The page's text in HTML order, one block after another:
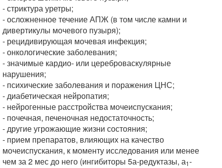
- стриктура уретры;
- осложненное течение АПЖ (в том числе камни и
дивертикулы мочевого пузыря);
- рецидивирующая мочевая инфекция;
- онкологические заболевания;
- значимые кардио- или цереброваскулярные
нарушения;
- психические заболевания и поражения ЦНС;
- диабетическая нейропатия;
- нейрогенные расстройства мочеиспускания;
- почечная, печеночная недостаточность;
- другие угрожающие жизни состояния;
- прием препаратов, влияющих на качество
мочеиспускания, к моменту исследования или менее
чем за 2 мес до него (ингибиторы 5а-редуктазы, а1-